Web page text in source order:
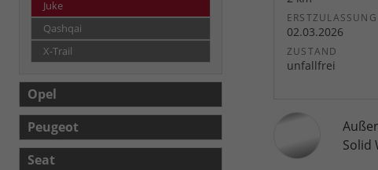
ERSTZULASSUNG
02.03.2026
ZUSTAND
unfallfrei
Solid
Juke
Qashqai
X-Trail
Opel
Peugeot
Seat